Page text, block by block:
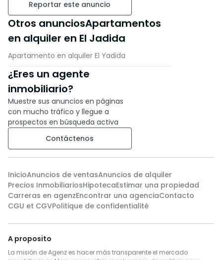
Reportar este anuncio
Otros anunciosApartamentos
en alquiler en El Jadida
Apartamento en alquiler El Yadida
¿Eres un agente
inmobiliario?
Muestre sus anuncios en páginas
con mucho tráfico y llegue a
prospectos en búsqueda activa
Contáctenos
InicioAnuncios de ventasAnuncios de alquiler
Precios InmobiliariosHipotecaEstimar una propiedad
Carreras en agenzEncontrar una agenciaContacto
CGU et CGVPolitique de confidentialité
A proposito
La misión de Agenz es hacer más transparente el mercado